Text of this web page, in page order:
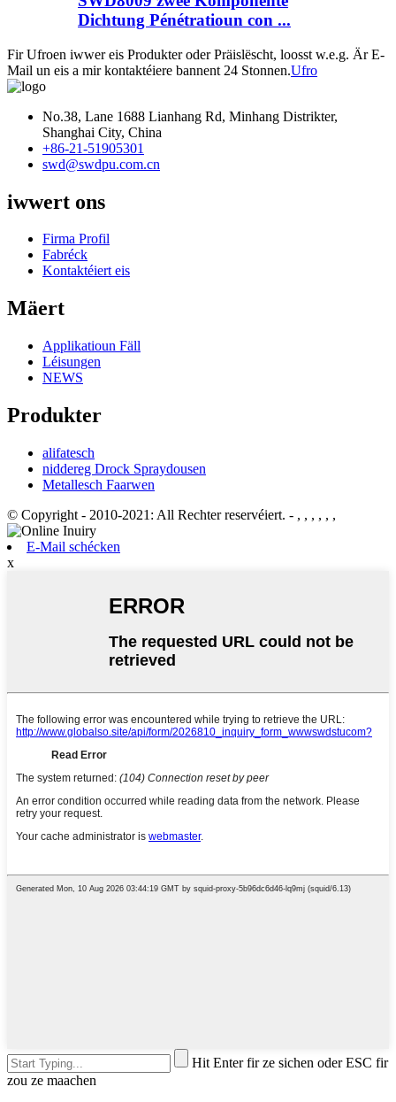
Dichtung Pénétratioun con ...
Fir Ufroen iwwer eis Produkter oder Präislëscht, loosst w.e.g. Är E-
Mail un eis a mir kontaktéiere bannent 24 Stonnen.Ufro
No.38, Lane 1688 Lianhang Rd, Minhang Distrikter,
Shanghai City, China
+86-21-51905301
swd@swdpu.com.cn
iwwert ons
Firma Profil
Fabréck
Kontaktéiert eis
Mäert
Applikatioun Fäll
Léisungen
NEWS
Produkter
alifatesch
niddereg Drock Spraydousen
Metallesch Faarwen
© Copyright - 2010-2021: All Rechter reservéiert. - , , , , , ,
E-Mail schécken
x
Hit Enter fir ze sichen oder ESC fir
zou ze maachen